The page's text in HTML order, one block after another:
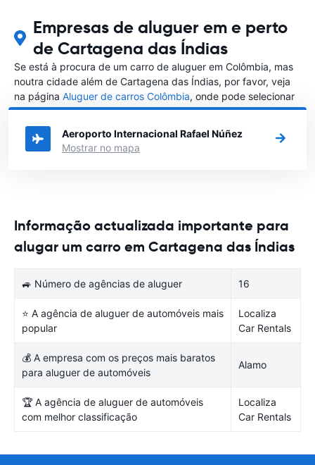
Empresas de aluguer em e perto
de Cartagena das Índias
Se está à procura de um carro de aluguer em Colômbia, mas
noutra cidade além de Cartagena das Índias, por favor, veja
na página Aluguer de carros Colômbia, onde pode selecionar
a outra cidade em Colômbia que gostaria de alugar um carro
Aeroporto Internacional Rafael Núñez
Mostrar no mapa
Informação actualizada importante para
alugar um carro em Cartagena das Índias
🚙 Número de agências de aluguer 16
⭐ A agência de aluguer de automóveis mais
popular
Localiza
Car Rentals
💰 A empresa com os preços mais baratos
para aluguer de automóveis
Alamo
🏆 A agência de aluguer de automóveis
com melhor classificação
Localiza
Car Rentals